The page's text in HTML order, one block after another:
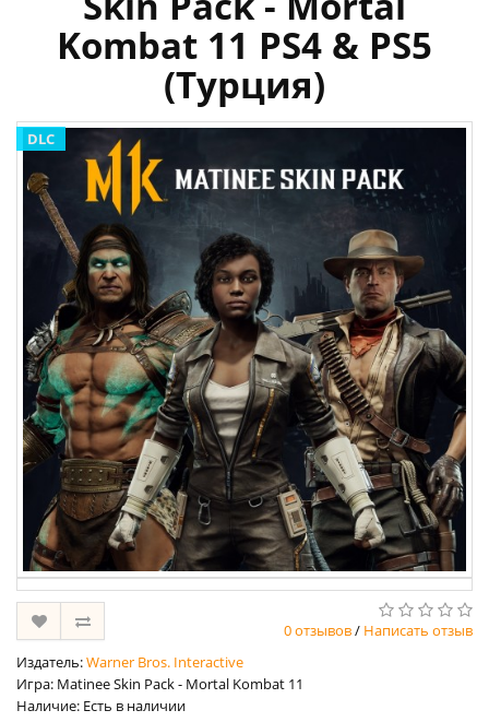
Kombat 11 PS4 & PS5
(Турция)
DLC
0 отзывов/ Написать отзыв
Издатель:Warner Bros. Interactive
Игра: Matinee Skin Pack - Mortal Kombat 11
Наличие: Есть в наличии